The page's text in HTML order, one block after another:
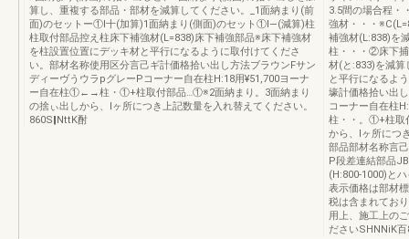
算し、重複する部品・部材を減算してください。_1面納まり(前
面)のセットー①l十(加算)1面納まり(側面)のセット①l―(減算)柱
柱取付部品控え柱床下補強材(L=838)床下補強部品※床下補強材
を柱設置位置にデッキ材と平行になるように取付けてくださ
い。部材名称使用区分言己ギ計価格拾い出し方法ブラウンFサン
ディーヴうウラpグレーPコーナー自在柱H:18用¥51,700ヨーナ
ー自在柱①←→柱・①+柱取付部品…①※2面納まり。3面納まり
の捨ぃ出しから、lヶ所につき上記数量を入れ替えてください。
860S‖NttK酎
3.5間の場合程・
強材・・・
補強材(L:838)を
柱・・・②床下
材(と:833)を減算
と平行になるよ
壕計価格拾い出
コーナー自在柱
柱・・。①+柱取
から、lヶ所につ
部品部材名称言
P段差連結部品
(H:800‐1000)と
表示価格は部材
税は含まれてお
用上、施工上の
ださいSHNNiK百